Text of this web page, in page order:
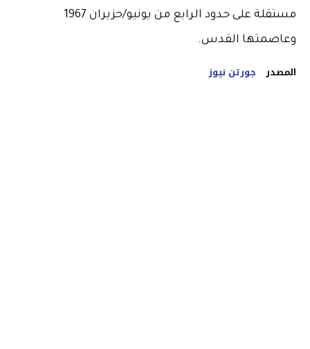
مستقلة على حدود الرابع من يونيو/حزيران 1967
وعاصمتها القدس.
المصدر جورتن نيوز